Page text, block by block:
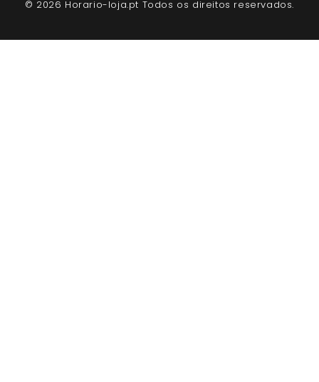
© 2026 Horario-loja.pt Todos os direitos reservados.